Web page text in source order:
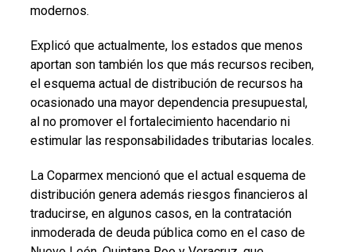
modernos.
Explicó que actualmente, los estados que menos
aportan son también los que más recursos reciben,
el esquema actual de distribución de recursos ha
ocasionado una mayor dependencia presupuestal,
al no promover el fortalecimiento hacendario ni
estimular las responsabilidades tributarias locales.
La Coparmex mencionó que el actual esquema de
distribución genera además riesgos financieros al
traducirse, en algunos casos, en la contratación
inmoderada de deuda pública como en el caso de